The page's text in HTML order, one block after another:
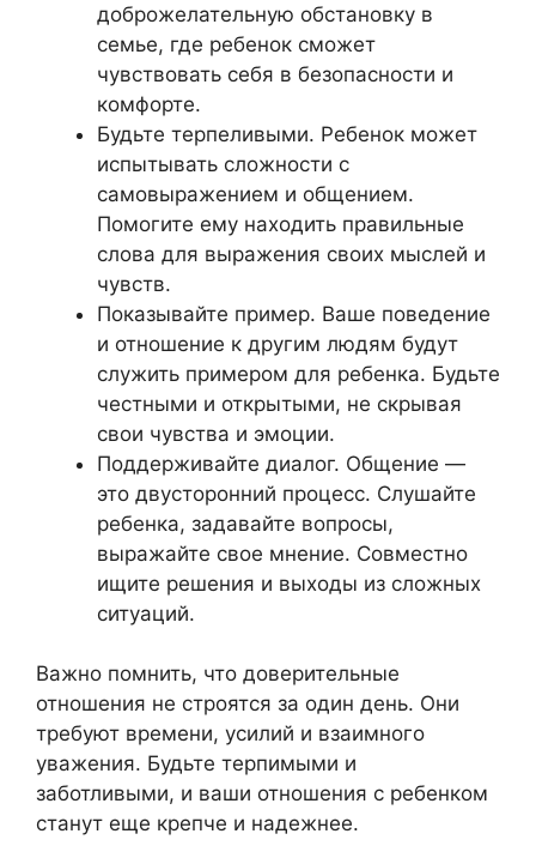
доброжелательную обстановку в
семье, где ребенок сможет
чувствовать себя в безопасности и
комфорте.
Будьте терпеливыми. Ребенок может
испытывать сложности с
самовыражением и общением.
Помогите ему находить правильные
слова для выражения своих мыслей и
чувств.
Показывайте пример. Ваше поведение
и отношение к другим людям будут
служить примером для ребенка. Будьте
честными и открытыми, не скрывая
свои чувства и эмоции.
Поддерживайте диалог. Общение —
это двусторонний процесс. Слушайте
ребенка, задавайте вопросы,
выражайте свое мнение. Совместно
ищите решения и выходы из сложных
ситуаций.
Важно помнить, что доверительные
отношения не строятся за один день. Они
требуют времени, усилий и взаимного
уважения. Будьте терпимыми и
заботливыми, и ваши отношения с ребенком
станут еще крепче и надежнее.